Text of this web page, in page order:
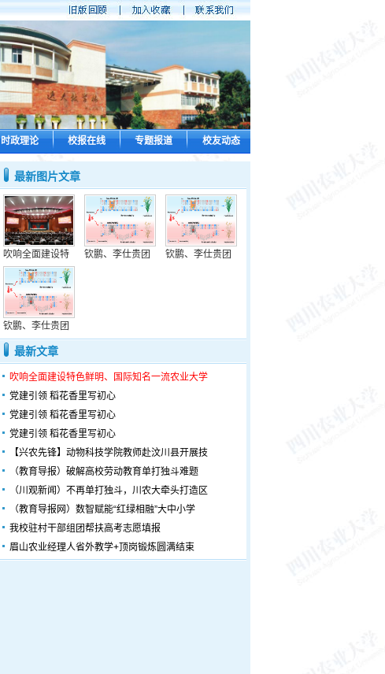
时政理论 校报在线 专题报道 校友动态
最新图片文章
吹响全面建设特 钦鹏、李仕贵团 钦鹏、李仕贵团
钦鹏、李仕贵团
最新文章
吹响全面建设特色鲜明、国际知名一流农业大学
党建引领 稻花香里写初心
党建引领 稻花香里写初心
党建引领 稻花香里写初心
【兴农先锋】动物科技学院教师赴汶川县开展技
（教育导报）破解高校劳动教育单打独斗难题
（川观新闻）不再单打独斗，川农大牵头打造区
（教育导报网）数智赋能“红绿相融”大中小学
我校驻村干部组团帮扶高考志愿填报
眉山农业经理人省外教学+顶岗锻炼圆满结束